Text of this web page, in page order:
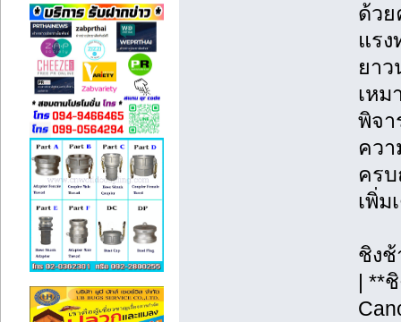
ด้วย
แร
ยาว
เหม
พิจา
ควา
คร
เพิ่ม
ชิงช้
| **